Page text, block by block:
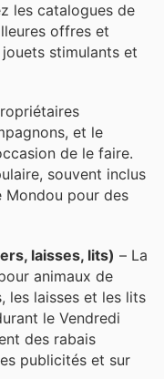
les catalogues de
offres et
stimulants et
et le
de le faire.
souvent inclus
Mondou pour des
laisses, lits) – La
animaux de
les laisses et les lits
le Vendredi
des rabais
publicités et sur